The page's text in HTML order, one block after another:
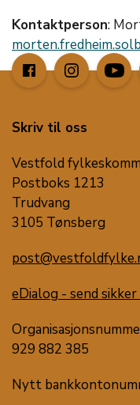
Kontaktperson:
Skriv til oss
Vestfold
Postboks 1213
Trudvang
3105 Tønsberg
eDialog - send
929 882 385
Nytt